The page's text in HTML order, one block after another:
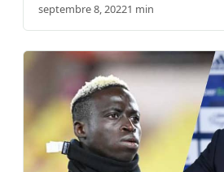
septembre 8, 20221 min